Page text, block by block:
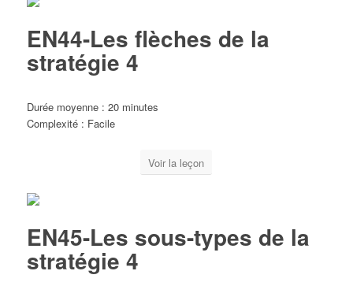
EN44-Les flèches de la
stratégie 4
Durée moyenne : 20 minutes
Complexité : Facile
Voir la leçon
EN45-Les sous-types de la
stratégie 4